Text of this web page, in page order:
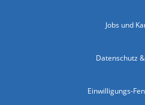
Jobs und
Datenschutz
Einwilligungs-